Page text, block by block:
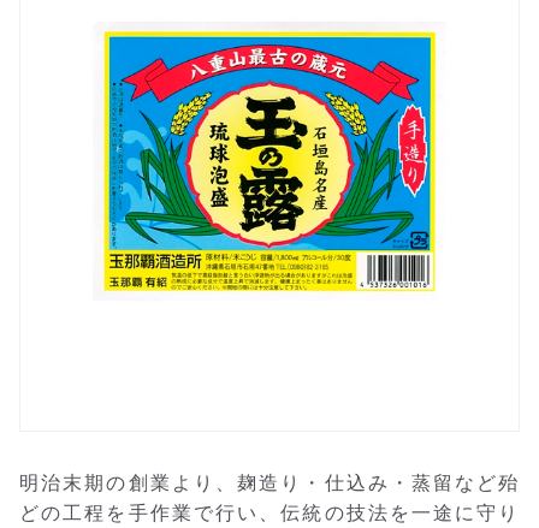
明治末期の創業より、麹造り・仕込み・蒸留など殆
どの工程を手作業で行い、伝統の技法を一途に守り